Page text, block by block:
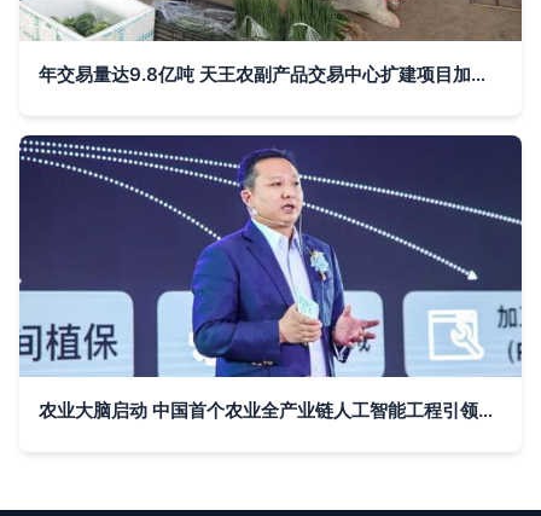
年交易量达9.8亿吨 天王农副产品交易中心扩建项目加速推进
农业大脑启动 中国首个农业全产业链人工智能工程引领农副产品新变革